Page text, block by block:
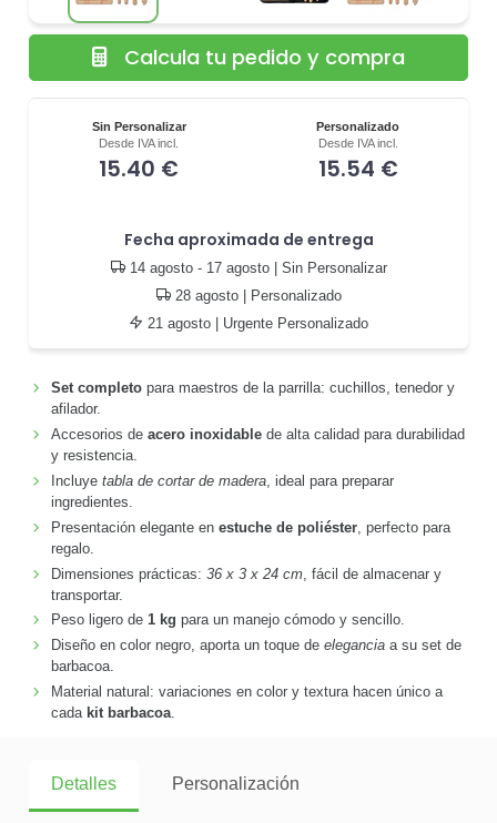
Sin Personalizar
Desde IVA incl.
15.40 €
Personalizado
Desde IVA incl.
15.54 €
Fecha aproximada de entrega
14 agosto - 17 agosto| Sin Personalizar
28 agosto| Personalizado
21 agosto | Urgente Personalizado
Calcula tu pedido y compra
Set completopara maestros de la parrilla: cuchillos, tenedor y
afilador.
Accesorios de acero inoxidablede alta calidad para durabilidad
y resistencia.
Incluye tabla de cortar de madera, ideal para preparar
ingredientes.
Presentación elegante en estuche de poliéster, perfecto para
regalo.
Dimensiones prácticas: 36 x 3 x 24 cm, fácil de almacenar y
transportar.
Peso ligero de 1 kg para un manejo cómodo y sencillo.
Diseño en color negro, aporta un toque de eleganciaa su set de
barbacoa.
Material natural: variaciones en color y textura hacen único a
cada kit barbacoa.
Detalles Personalización